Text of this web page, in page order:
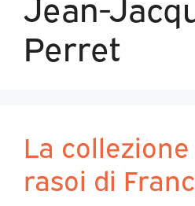
Perret
La
rasoi di